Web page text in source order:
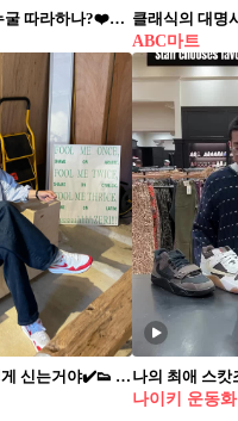
킴 카다시안은 누굴 따라하나?❤️🤍 그녀가 세상에서 제일 멋지다고 인정한 언니, 나이키 운동화 4가지 베네다 카터(Veneda Carter)가 최근 선택한 운동화 리스트가 주목받고 있습니다. 킴 카다시안이 “세상에서 제일 멋진 언니”라 칭한 스타일리스트 베네다 카터(Veneda Carter)가 최근 주목받고 있습니다. 그녀는 나이키 LD-1000 레더 유니버시티 레드, 에어맥스 95 OG ‘브라이트 만다린’, LD-1000 아모리 블루, 코르테즈 x 에어 맥스 95 투어 옐로우를 선택해 화제를 모았습니다. LD 1000 레더는 레드 스웨이드 트리밍과 함께 레트로 무드를, 에어맥스 95는 스웻팬츠와 조화롭게 어우러지며 꾸안꾸 스타일을 완성했습니다. 아모리 블루와 투어 옐로우는 각각 쿨한 스트리트 감성과 대담한 포인트를 살려냈습니다. 베네다 카터의 운동화 선택은 단순한 유행이 아니라, 취향과 감각을 오랜 시간 쌓아온 결과입니다. 그녀가 신는 운동화들이 일상 속 스타일에 설득력을 더하는 이유입니다.
ABC마트
에어맥스는 이렇게 신는거야✔️👟 스니커즈에서 가장 혁신적인 모델 중 하나인 나이키 에어맥스(Air Max). 1987년 천재 스니커 디자이너 팅커 핫필드(Tinker Hatfield)가 최초로 에어(air) 기술을 보이는 에어 제품으로 만든 슈즈입니다. 이후 스트릿 문화, 힙합 등 다양 한 씬에서 사랑받으며 매년 3월은 에어맥스 데이(Air Max Day)로 선정되었습니다. • 아이템 리스트 - 나이키 에어맥스 1 '86 오리지널 빅 버블 - 나이키 에어 맥스 플러스 배틀 블루 - 나이키x자크뮈스 에어맥스 1 SP - 나이키 x 꼼데가르송 옴므 플러스 에어맥스 TL 2.5 블랙 - 나이키 에어맥스 1 '86 OG 에어맥스가 스니커즈의 클래식으로 자리잡을지?!
나이키 운동화